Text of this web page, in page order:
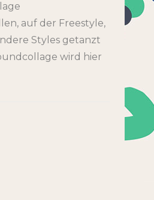
auf der Freestyle,
Styles getanzt
wird hier